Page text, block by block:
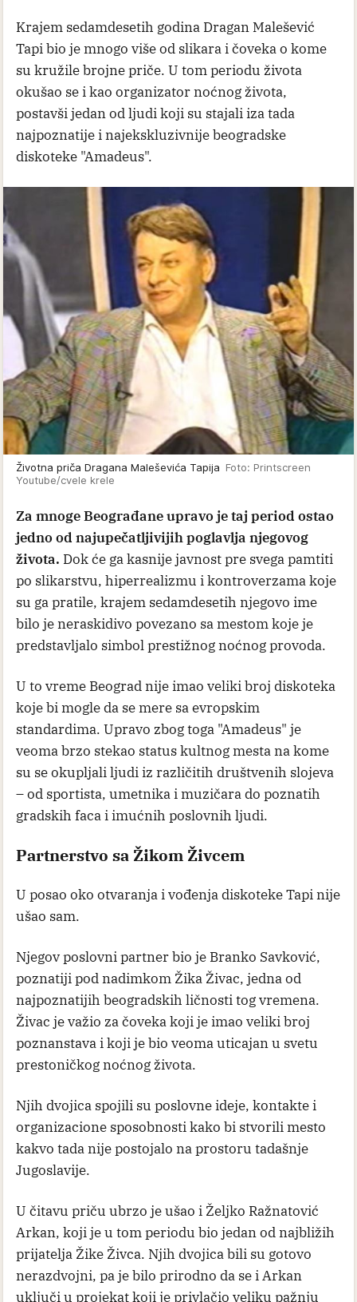
Krajem sedamdesetih godina Dragan Malešević
Tapi bio je mnogo više od slikara i čoveka o kome
su kružile brojne priče. U tom periodu života
okušao se i kao organizator noćnog života,
postavši jedan od ljudi koji su stajali iza tada
najpoznatije i najekskluzivnije beogradske
diskoteke "Amadeus".
Životna priča Dragana Maleševića Tapija Foto: Printscreen
Youtube/cvele krele
Za mnoge Beograđane upravo je taj period ostao
jedno od najupečatljivijih poglavlja njegovog
života. Dok će ga kasnije javnost pre svega pamtiti
po slikarstvu, hiperrealizmu i kontroverzama koje
su ga pratile, krajem sedamdesetih njegovo ime
bilo je neraskidivo povezano sa mestom koje je
predstavljalo simbol prestižnog noćnog provoda.
U to vreme Beograd nije imao veliki broj diskoteka
koje bi mogle da se mere sa evropskim
standardima. Upravo zbog toga "Amadeus" je
veoma brzo stekao status kultnog mesta na kome
su se okupljali ljudi iz različitih društvenih slojeva
– od sportista, umetnika i muzičara do poznatih
gradskih faca i imućnih poslovnih ljudi.
Partnerstvo sa Žikom Živcem
U posao oko otvaranja i vođenja diskoteke Tapi nije
ušao sam.
Njegov poslovni partner bio je Branko Savković,
poznatiji pod nadimkom Žika Živac, jedna od
najpoznatijih beogradskih ličnosti tog vremena.
Živac je važio za čoveka koji je imao veliki broj
poznanstava i koji je bio veoma uticajan u svetu
prestoničkog noćnog života.
Njih dvojica spojili su poslovne ideje, kontakte i
organizacione sposobnosti kako bi stvorili mesto
kakvo tada nije postojalo na prostoru tadašnje
Jugoslavije.
U čitavu priču ubrzo je ušao i Željko Ražnatović
Arkan, koji je u tom periodu bio jedan od najbližih
prijatelja Žike Živca. Njih dvojica bili su gotovo
nerazdvojni, pa je bilo prirodno da se i Arkan
uključi u projekat koji je privlačio veliku pažnju